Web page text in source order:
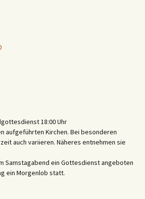
18:00 Uhr
aufgeführten Kirchen. Bei besonderen
auch variieren. Näheres entnehmen sie
Samstagabend ein Gottesdienst angeboten
ein Morgenlob statt.